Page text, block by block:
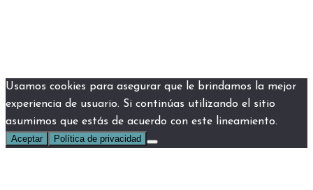
Usamos cookies para asegurar que le brindamos la mejor
experiencia de usuario. Si continúas utilizando el sitio
asumimos que estás de acuerdo con este lineamiento.
Aceptar Política de privacidad